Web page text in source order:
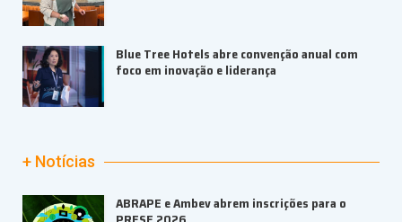
Blue Tree Hotels abre convenção anual com
foco em inovação e liderança
+ Notícias
ABRAPE e Ambev abrem inscrições para o